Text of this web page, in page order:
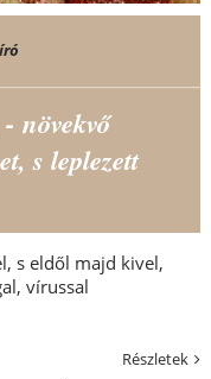
növekvő
s leplezett
s eldől majd kivel,
vírussal
Részletek